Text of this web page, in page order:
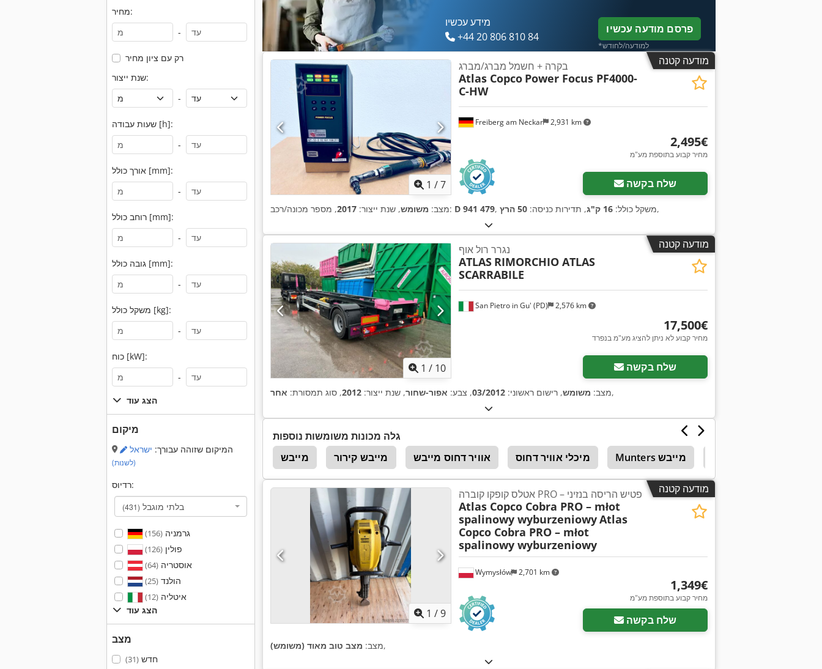
מחיר:
-
רק עם ציון מחיר
שנת ייצור:
-
שעות עבודה [h]:
-
אורך כולל [mm]:
-
רוחב כולל [mm]:
-
גובה כולל [mm]:
-
משקל כולל [kg]:
-
כוח [kW]:
-
הצג עוד
מיקום
המיקום שזוהה עבורך: ישראל
(לשנות)
רדיוס:
בלתי מוגבל (431)
גרמניה(156)
פולין(126)
אוסטריה(64)
הולנד(25)
איטליה(12)
הצג עוד
מצב
חדש(31)
מידע עכשיו
+44 20 806 810 84
פרסם מודעה עכשיו
*למודעה/לחודש
מודעה קטנה
1 /7
Freiberg am Neckar 2,931 km
בקרה + חשמל מברג/מברג
Atlas Copco Power Focus PF4000-
C-HW
‏2,495 ‏€
מחיר קבוע בתוספת מע"מ
שלח בקשה
מצב: משומש, שנת ייצור: 2017 , מספר מכונה/רכב: D 941 479 , משקל כולל: 16 ק"ג , תדירות כניסה: 50 הרץ ,
מודעה קטנה
1 / 10
San Pietro in Gu' (PD) 2,576 km
נגרר רול אוף
ATLAS RIMORCHIO ATLAS
SCARRABILE
‏17,500 ‏€
מחיר קבוע לא ניתן להציג מע"מ בנפרד
שלח בקשה
מצב: משומש, רישום ראשוני: 03/2012, צבע: אפור-שחור, שנת ייצור: 2012, סוג תמסורת: אחר ,
גלה מכונות משומשות נוספות
מייבש
מייבש קירור אוויר דחוס מייבש מיכלי אוויר דחוס Munters מייבש אלקטרוניקה יחידת בקרה
מודעה קטנה
1 /9
Wymysłów 2,701 km
אטלס קופקו קוברה PRO – פטיש הריסה בנזיני
Atlas Copco Cobra PRO – młot
spalinowy wyburzeniowyAtlas
Copco Cobra PRO – młot
spalinowy wyburzeniowy
‏1,349 ‏€
מחיר קבוע בתוספת מע"מ
שלח בקשה
מצב: מצב טוב מאוד (משומש) ,